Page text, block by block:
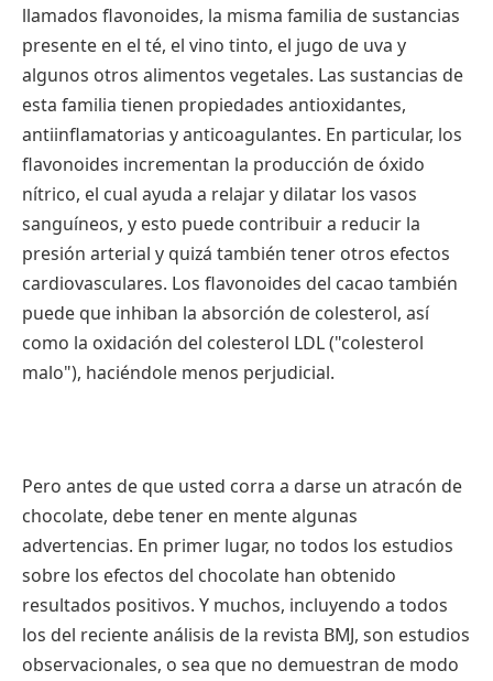
llamados flavonoides, la misma familia de sustancias
presente en el té, el vino tinto, el jugo de uva y
algunos otros alimentos vegetales. Las sustancias de
esta familia tienen propiedades antioxidantes,
antiinflamatorias y anticoagulantes. En particular, los
flavonoides incrementan la producción de óxido
nítrico, el cual ayuda a relajar y dilatar los vasos
sanguíneos, y esto puede contribuir a reducir la
presión arterial y quizá también tener otros efectos
cardiovasculares. Los flavonoides del cacao también
puede que inhiban la absorción de colesterol, así
como la oxidación del colesterol LDL ("colesterol
malo"), haciéndole menos perjudicial.
Pero antes de que usted corra a darse un atracón de
chocolate, debe tener en mente algunas
advertencias. En primer lugar, no todos los estudios
sobre los efectos del chocolate han obtenido
resultados positivos. Y muchos, incluyendo a todos
los del reciente análisis de la revista BMJ, son estudios
observacionales, o sea que no demuestran de modo